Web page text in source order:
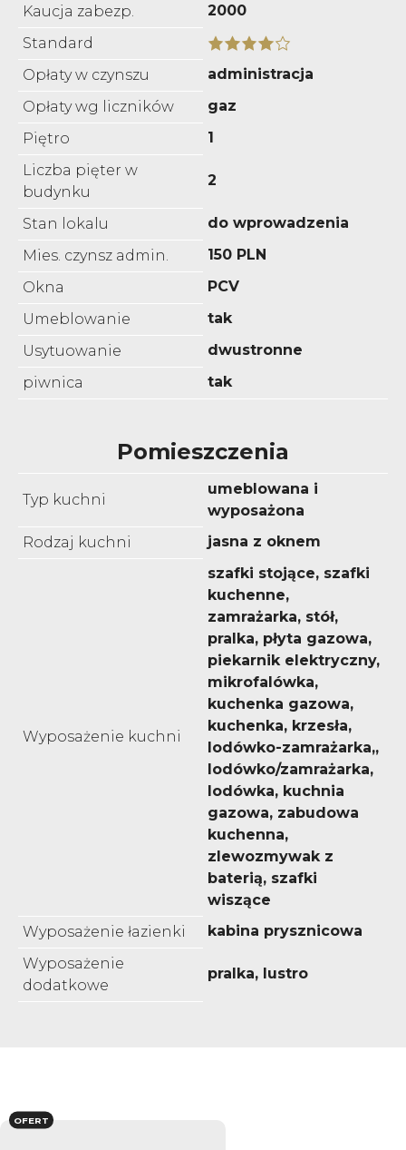
Kaucja zabezp.
2000
Standard
Opłaty w czynszu
administracja
Opłaty wg liczników
gaz
Piętro
1
Liczba pięter w
budynku
2
Stan lokalu
do wprowadzenia
Mies. czynsz admin.
150 PLN
Okna
PCV
Umeblowanie
tak
Usytuowanie
dwustronne
piwnica
tak
Pomieszczenia
Typ kuchni
umeblowana i
wyposażona
Rodzaj kuchni
jasna z oknem
Wyposażenie kuchni
szafki stojące, szafki
kuchenne,
zamrażarka, stół,
pralka, płyta gazowa,
piekarnik elektryczny,
mikrofalówka,
kuchenka gazowa,
kuchenka, krzesła,
lodówko-zamrażarka,,
lodówko/zamrażarka,
lodówka, kuchnia
gazowa, zabudowa
kuchenna,
zlewozmywak z
baterią, szafki
wiszące
Wyposażenie łazienki
kabina prysznicowa
Wyposażenie
dodatkowe
pralka, lustro
OFERT